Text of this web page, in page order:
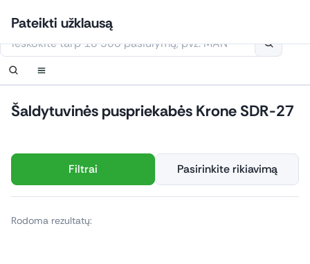
prie
turinio
Šaldytuvinės puspriekabės Krone SDR-27
Filtrai Pasirinkite rikiavimą
Rodoma rezultatų:
Prisijungti
Nustatyti pranešimą
Šioje svetainėje naudojami slapukai
Susisiekite
Užsakyti perskambinimą
Pateikti užklausą
Nustatyti pranešimą